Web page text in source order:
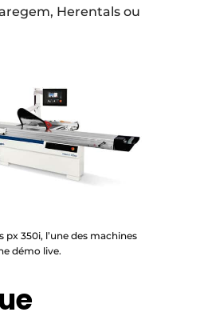
Herentals ou
px 350i, l’une des machines
démo live.